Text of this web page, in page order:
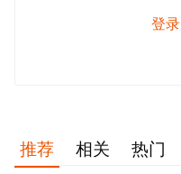
登录
推荐 相关
热门